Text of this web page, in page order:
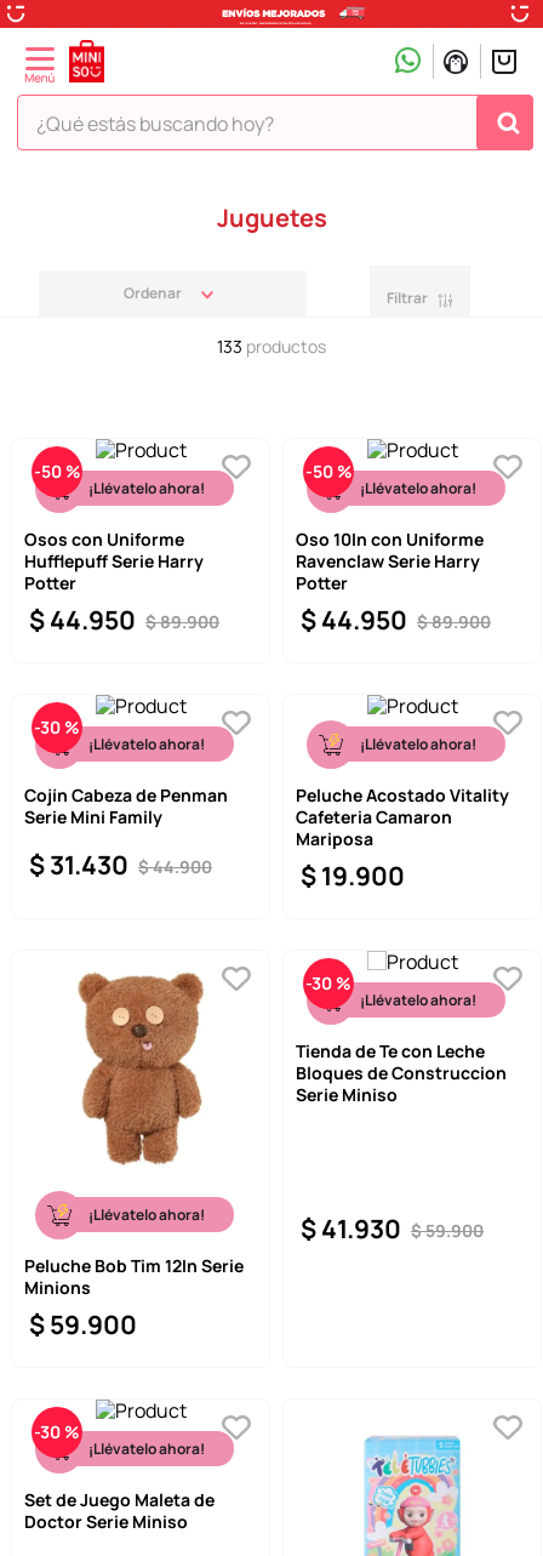
¿Qué estás buscando hoy?
Juguetes
Filtrar
133 productos
-50 %
¡Llévatelo ahora!
Osos con Uniforme
Hufflepuff Serie Harry
Potter
$89.900
$44.950
-50 %
¡Llévatelo ahora!
Oso 10In con Uniforme
Ravenclaw Serie Harry
Potter
$89.900
$44.950
-30 %
¡Llévatelo ahora!
Cojín Cabeza de Penman
Serie Mini Family
$44.900
$31.430
¡Llévatelo ahora!
Peluche Acostado Vitality
Cafeteria Camaron
Mariposa
$19.900
¡Llévatelo ahora!
Peluche Bob Tim 12In Serie
Minions
$59.900
-30 %
¡Llévatelo ahora!
Tienda de Te con Leche
Bloques de Construccion
Serie Miniso
$59.900
$41.930
-30 %
¡Llévatelo ahora!
Set de Juego Maleta de
Doctor Serie Miniso
toy story
7.
disney
8
termos
9.
one piece
10
llaveros